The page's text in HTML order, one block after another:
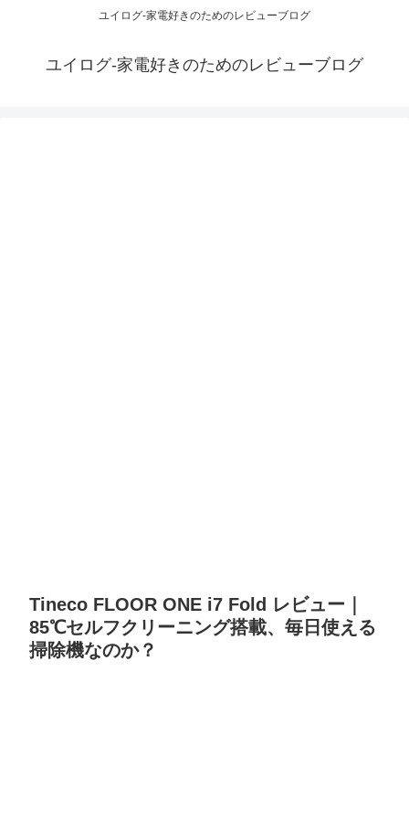
ユイログ-家電好きのためのレビューブログ
ユイログ-家電好きのためのレビューブログ
Tineco FLOOR ONE i7 Fold レビュー｜
85℃セルフクリーニング搭載、毎日使える
掃除機なのか？